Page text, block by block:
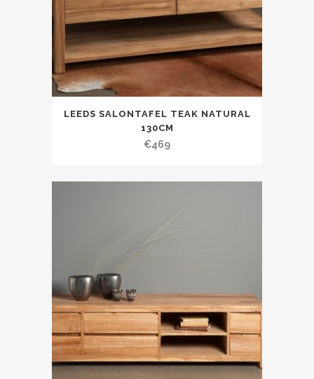
LEEDS SALONTAFEL TEAK NATURAL
130CM
€469